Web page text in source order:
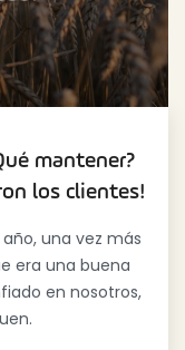
mantener?
los clientes!
una vez más
era una buena
en nosotros,